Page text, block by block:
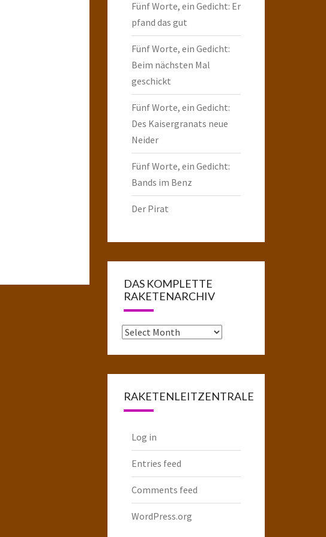
Fünf Worte, ein Gedicht: Er
pfand das gut
Fünf Worte, ein Gedicht:
Beim nächsten Mal
geschickt
Fünf Worte, ein Gedicht:
Des Kaisergranats neue
Neider
Fünf Worte, ein Gedicht:
Bands im Benz
Der Pirat
DAS KOMPLETTE
RAKETENARCHIV
Das
RAKETENLEITZENTRALE
Log in
Entries feed
Comments feed
WordPress.org